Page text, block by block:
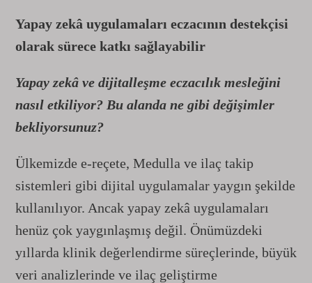
Yapay zekâ uygulamaları eczacının destekçisi
olarak sürece katkı sağlayabilir
Yapay zekâ ve dijitalleşme eczacılık mesleğini
nasıl etkiliyor? Bu alanda ne gibi değişimler
bekliyorsunuz?
Ülkemizde e-reçete, Medulla ve ilaç takip
sistemleri gibi dijital uygulamalar yaygın şekilde
kullanılıyor. Ancak yapay zekâ uygulamaları
henüz çok yaygınlaşmış değil. Önümüzdeki
yıllarda klinik değerlendirme süreçlerinde, büyük
veri analizlerinde ve ilaç geliştirme